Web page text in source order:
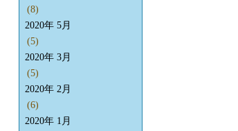
(8)
2020年 5月
(5)
2020年 3月
(5)
2020年 2月
(6)
2020年 1月